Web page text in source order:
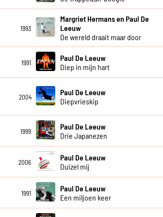
1993
Margriet Hermans en Paul De
Leeuw
De wereld draait maar door
1991
Paul De Leeuw
Diep in mijn hart
2004
Paul De Leeuw
Diepvrieskip
1999
Paul De Leeuw
Drie Japanezen
2006
Paul De Leeuw
Duizel mij
1991
Paul De Leeuw
Een miljoen keer